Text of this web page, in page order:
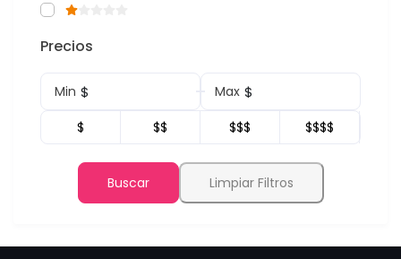
Precios
Min $ Max $
$ $$ $$$ $$$$
Buscar Limpiar Filtros